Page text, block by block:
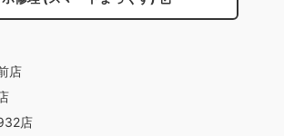
店
店